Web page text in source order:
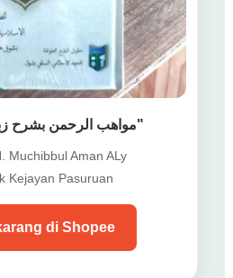
"مواهب الرحمن بشرح
Muchibbul Aman ALy
Kejayan Pasuruan
di Shopee